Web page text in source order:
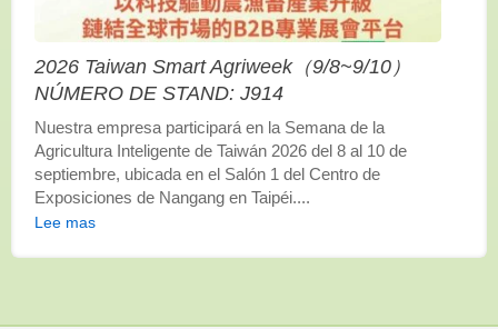
2026 Taiwan Smart Agriweek（9/8~9/10）
NÚMERO DE STAND: J914
Nuestra empresa participará en la Semana de la
Agricultura Inteligente de Taiwán 2026 del 8 al 10 de
septiembre, ubicada en el Salón 1 del Centro de
Exposiciones de Nangang en Taipéi....
Lee mas